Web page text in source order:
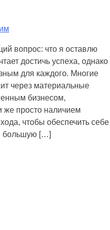
вопрос: что я оставлю
достичь успеха, однако
для каждого. Многие
через материальные
бизнесом,
же просто наличием
чтобы обеспечить себе
большую […]